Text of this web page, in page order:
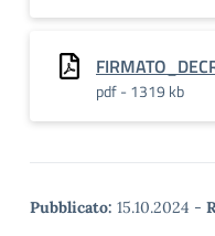
pdf - 1319 kb
Pubblicato: 15.10.2024 -